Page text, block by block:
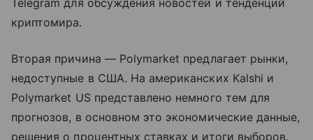
Telegram для обсуждения новостей и тенденций
криптомира.
Вторая причина — Polymarket предлагает рынки,
недоступные в США. На американских Kalshi и
Polymarket US представлено немного тем для
прогнозов, в основном это экономические данные,
решения о процентных ставках и итоги выборов.